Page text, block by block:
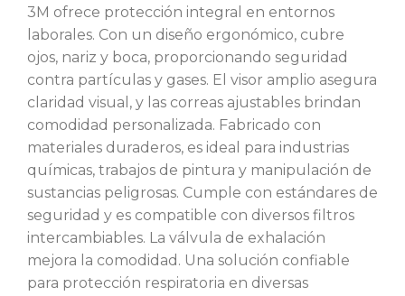
3M ofrece protección integral en entornos
laborales. Con un diseño ergonómico, cubre
ojos, nariz y boca, proporcionando seguridad
contra partículas y gases. El visor amplio asegura
claridad visual, y las correas ajustables brindan
comodidad personalizada. Fabricado con
materiales duraderos, es ideal para industrias
químicas, trabajos de pintura y manipulación de
sustancias peligrosas. Cumple con estándares de
seguridad y es compatible con diversos filtros
intercambiables. La válvula de exhalación
mejora la comodidad. Una solución confiable
para protección respiratoria en diversas